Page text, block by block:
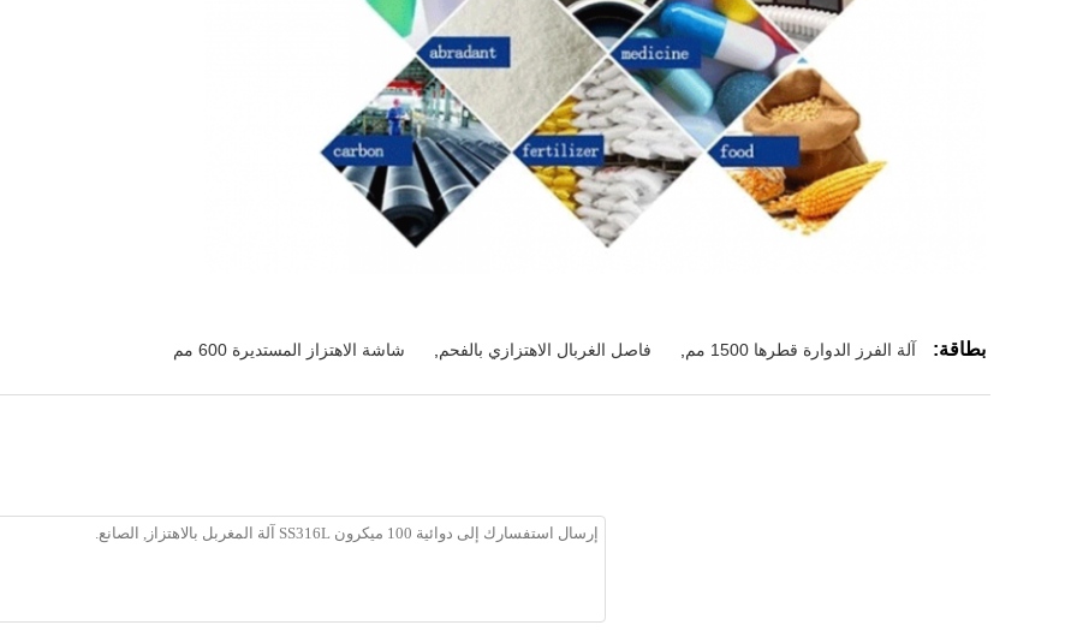
بطاقة: آلة الفرز الدوارة قطرها 1500 مم فاصل الغربال الاهتزازي بالفحم شاشة الاهتزاز المستديرة 600 مم